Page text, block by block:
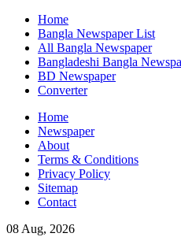
Skip
content
Home
Bangla Newspaper List
All Bangla Newspaper
Bangladeshi Bangla
BD Newspaper
Converter
Home
Newspaper
About
Terms & Conditions
Privacy Policy
Sitemap
Contact
08 Aug, 2026